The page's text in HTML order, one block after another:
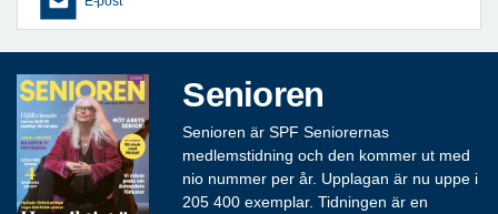
Senioren
Senioren är SPF Seniorernas
medlemstidning och den kommer ut med
nio nummer per år. Upplagan är nu uppe i
205 400 exemplar. Tidningen är en